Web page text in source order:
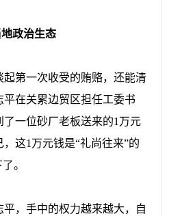
政治生态
第一次收受的贿赂，还能清
平在关累边贸区担任工委书
一位砂厂老板送来的1万元
这1万元钱是“礼尚往来”的
。
，手中的权力越来越大，自